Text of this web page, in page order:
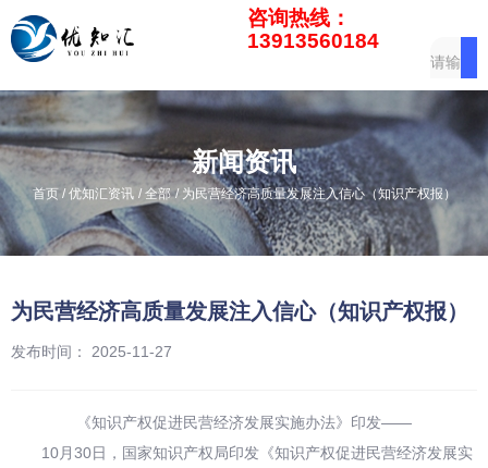
咨询热线：
13913560184
新闻资讯
首页 / 优知汇资讯 / 全部 / 为民营经济高质量发展注入信心（知识产权报）
为民营经济高质量发展注入信心（知识产权报）
发布时间： 2025-11-27
《知识产权促进民营经济发展实施办法》印发——
10月30日，国家知识产权局印发《知识产权促进民营经济发展实